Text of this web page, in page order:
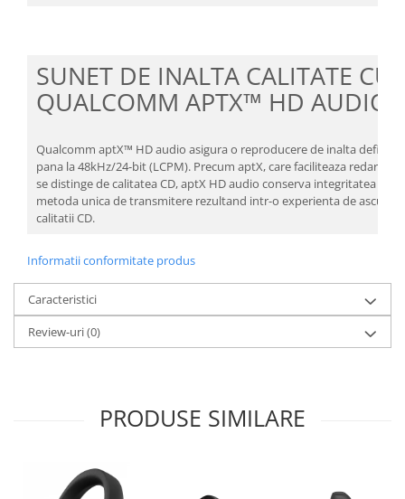
SUNET DE INALTA CALITATE CU
QUALCOMM APTX™ HD AUDIO
Qualcomm aptX™ HD audio asigura o reproducere de inalta
pana la 48kHz/24-bit (LCPM). Precum aptX, care faciliteaza redarea
se distinge de calitatea CD, aptX HD audio conserva integritatea
metoda unica de transmitere rezultand intr-o experienta de
calitatii CD.
Informatii conformitate produs
Caracteristici
Review-uri(0)
PRODUSE SIMILARE